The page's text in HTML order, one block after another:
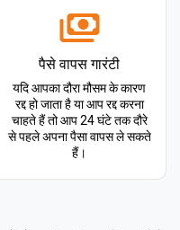
पैसे वापस गारंटी
यदि आपका दौरा मौसम के कारण
रद्द हो जाता है या आप रद्द करना
चाहते हैं तो आप 24 घंटे तक दौरे
से पहले अपना पैसा वापस ले सकते
हैं।